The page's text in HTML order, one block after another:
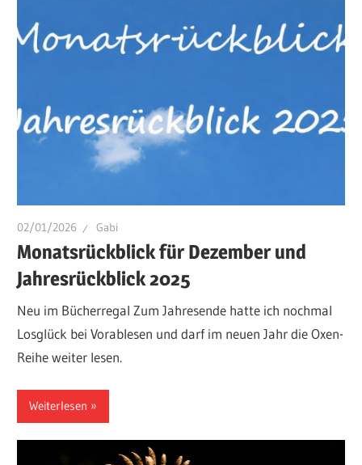
02/01/2026 Gabi
Monatsrückblick für Dezember und
Jahresrückblick 2025
Neu im Bücherregal Zum Jahresende hatte ich nochmal
Losglück bei Vorablesen und darf im neuen Jahr die Oxen-
Reihe weiter lesen.
Weiterlesen